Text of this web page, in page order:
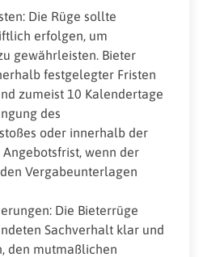
Die Rüge sollte
erfolgen, um
gewährleisten. Bieter
festgelegter Fristen
zumeist 10 Kalendertage
des
oder innerhalb der
Angebotsfrist, wenn der
Vergabeunterlagen
Die Bieterrüge
Sachverhalt klar und
den mutmaßlichen